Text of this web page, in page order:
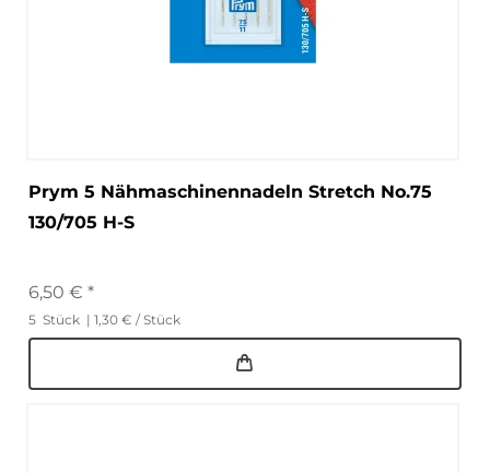
Prym 5 Nähmaschinennadeln Stretch No.75
130/705 H-S
6,50 € *
5 Stück | 1,30 € / Stück